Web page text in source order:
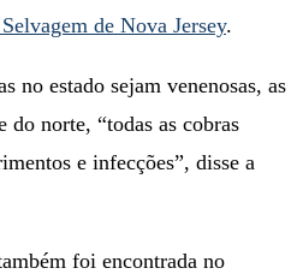
de Nova Jersey.
no estado sejam venenosas, as
do norte, “todas as cobras
e infecções”, disse a
foi encontrada no